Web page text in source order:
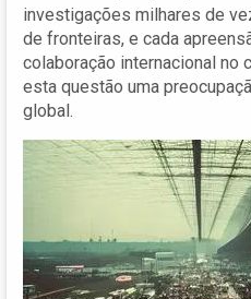
investigações milhares de
de fronteiras, e cada
colaboração internacional no
esta questão uma
global.